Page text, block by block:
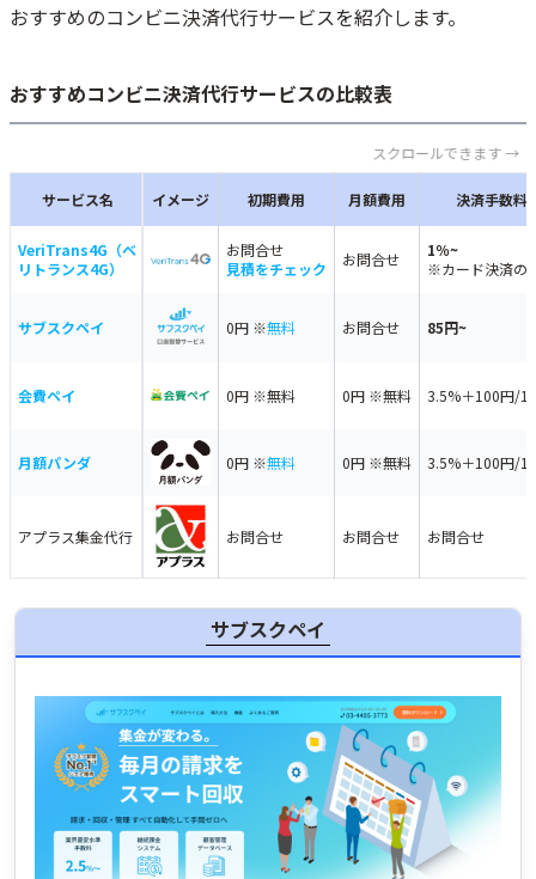
おすすめのコンビニ決済代行サービスを紹介します。
おすすめコンビニ決済代行サービスの比較表
スクロールできます →
サービス名 イメージ 初期費用 月額費用 決済手数料
VeriTrans4G（ベ
リトランス4G）
お問合せ
見積をチェック
お問合せ
1％~
※カード決済の
サブスクペイ 0円 ※無料 お問合せ 85円~
会費ペイ 0円 ※無料 0円 ※無料 3.5%＋100円/1
月額パンダ 0円 ※無料 0円 ※無料 3.5%＋100円/1
アプラス集金代行 お問合せ お問合せ お問合せ
サブスクペイ